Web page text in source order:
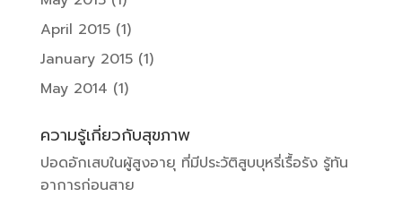
April 2015(1)
January 2015(1)
May 2014 (1)
ความรู้เกี่ยวกับสุขภาพ
ปอดอักเสบในผู้สูงอายุ ที่มีประวัติสูบบุหรี่เรื้อรัง รู้ทัน
อาการก่อนสาย